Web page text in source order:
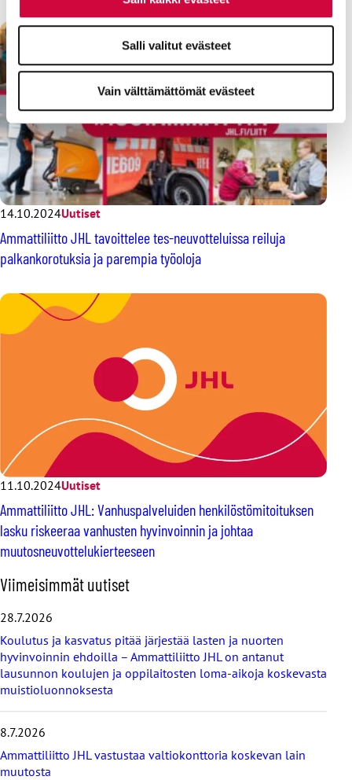
Salli valitut evästeet
Vain välttämättömät evästeet
14.10.2024Uutiset
Ammattiliitto JHL tavoittelee tes-neuvotteluissa reiluja
palkankorotuksia ja parempia työoloja
11.10.2024Uutiset
Ammattiliitto JHL: Vanhuspalveluiden henkilöstömitoituksen
lasku riskeeraa vanhusten hyvinvoinnin ja johtaa
muutosneuvottelukierteeseen
O
h
i
t
a
v
i
i
i
s
i
Viimeisimmät uutiset
28.7.2026
Koulutus ja kasvatus pitää järjestää lasten ja nuorten
hyvinvoinnin ehdoilla – Ammattiliitto JHL on antanut
lausunnon koulujen ja oppilaitosten loma-aikoja koskevasta
muistioluonnoksesta
8.7.2026
Ammattiliitto JHL vastustaa valtiokonttoria koskevan lain
muutosta